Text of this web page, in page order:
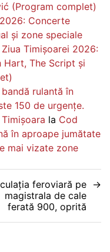
(Program complet)
Concerte
și zone speciale
Ziua Timișoarei 2026:
Hart, The Script și
rulantă în
150 de urgențe.
la Cod
în aproape jumătate
mai vizate zone
feroviară pe
magistrala de cale
ferată 900, oprită